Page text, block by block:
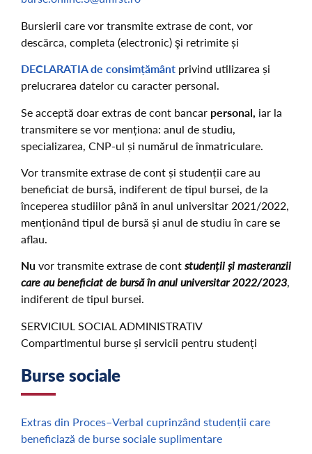
Bursierii care vor transmite extrase de cont, vor
descărca, completa (electronic) şi retrimite și
DECLARATIA de consimțământ privind utilizarea și
prelucrarea datelor cu caracter personal.
Se acceptă doar extras de cont bancar personal, iar la
transmitere se vor menționa: anul de studiu,
specializarea, CNP-ul și numărul de înmatriculare.
Vor transmite extrase de cont și studenții care au
beneficiat de bursă, indiferent de tipul bursei, de la
începerea studiilor până în anul universitar 2021/2022,
menționând tipul de bursă și anul de studiu în care se
aflau.
Nu vor transmite extrase de contstudenții și masteranzii
care au beneficiat de bursă în anul universitar 2022/2023,
indiferent de tipul bursei.
SERVICIUL SOCIAL ADMINISTRATIV
Compartimentul burse și servicii pentru studenți
Burse sociale
Extras din Proces–Verbal cuprinzând studenții care
beneficiază de burse sociale suplimentare